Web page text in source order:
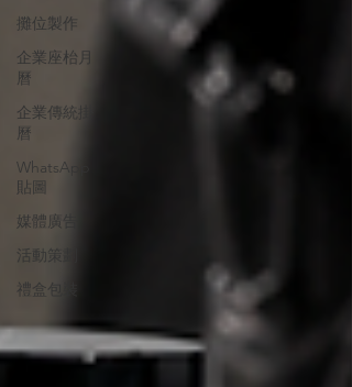
攤位製作
企業座枱月
曆
企業傳統掛
曆
WhatsApp
貼圖
媒體廣告
活動策劃
禮盒包裝